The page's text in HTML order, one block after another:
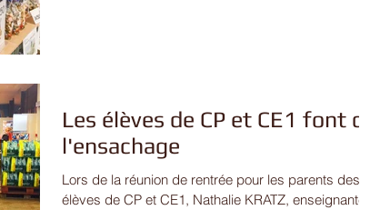
Les élèves de CP et CE1 font de
l'ensachage
Lors de la réunion de rentrée pour les parents des
élèves de CP et CE1, Nathalie KRATZ, enseignante